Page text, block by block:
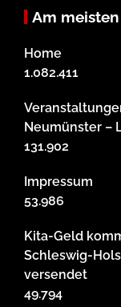
Am
Home
1.082.411
Neumünster –
131.902
Impressum
53.986
Kita-Geld
Schleswig-
versendet
49.794